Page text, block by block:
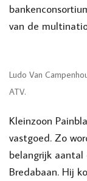
van de
Ludo Van
ATV.
Kleinzoon
vastgoed. Zo
belangrijk aantal
Bredabaan. Hij